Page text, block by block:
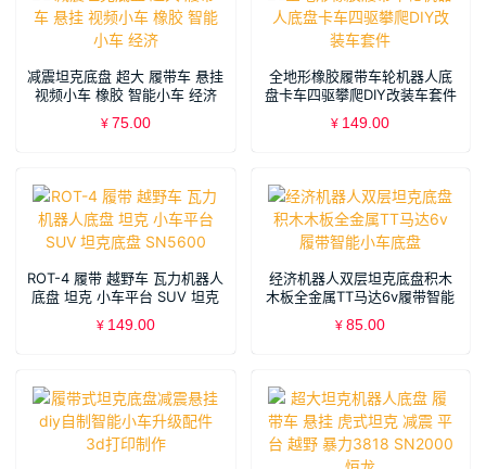
减震坦克底盘 超大 履带车 悬挂
视频小车 橡胶 智能小车 经济
¥ 75.00
全地形橡胶履带车轮机器人底
盘卡车四驱攀爬DIY改装车套件
¥ 149.00
ROT-4 履带 越野车 瓦力机器人
底盘 坦克 小车平台 SUV 坦克
底盘 SN5600
¥ 149.00
经济机器人双层坦克底盘积木
木板全金属TT马达6v履带智能
小车底盘
¥ 85.00